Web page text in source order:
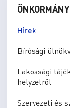
Hírek
Bírósági
Lakossági
helyzetről
Szervezeti és